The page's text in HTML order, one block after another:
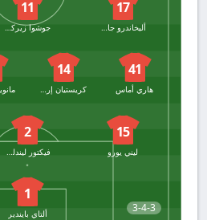
3-4-3
17
أليخاندرو جارناتشو
11
جوشوا زيركزي
41
هاري أماس
14
كريستيان إريكسن
15
ليني يورو
2
1
ألتاي بايندير